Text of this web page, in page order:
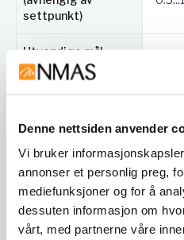
Denne nettsiden anvender
Vi bruker
annonser et personlig preg,
mediefunksjoner og for å
dessuten informasjon om
vårt, med partnerne våre
settpunkt)
Utvendige mål
netto (B x H x D)
720
Gjennomsnittlig
oppvarmingsrate
iht. IEC 60068-3-5
mellom -40 °C og
180 °C
5.0